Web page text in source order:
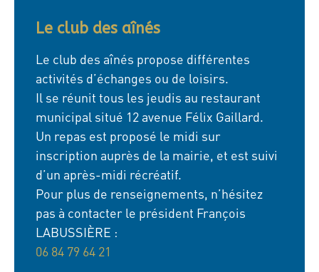
Le club des aînés
Le club des aînés propose différentes
activités d’échanges ou de loisirs.
Il se réunit tous les jeudis au restaurant
municipal situé 12 avenue Félix Gaillard.
Un repas est proposé le midi sur
inscription auprès de la mairie, et est suivi
d’un après-midi récréatif.
Pour plus de renseignements, n’hésitez
pas à contacter le président François
LABUSSIÈRE :
06 84 79 64 21